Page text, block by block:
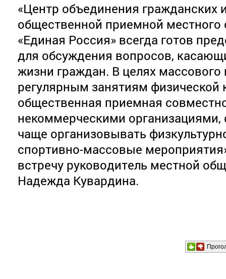
«Центр объединения
общественной приемной местного
«Единая Россия» всегда готов
для обсуждения вопросов,
жизни граждан. В целях массового
регулярным занятиям физической
общественная приемная
некоммерческими организациями,
чаще организовывать
спортивно-массовые
встречу руководитель местной
Надежда Кувардина.